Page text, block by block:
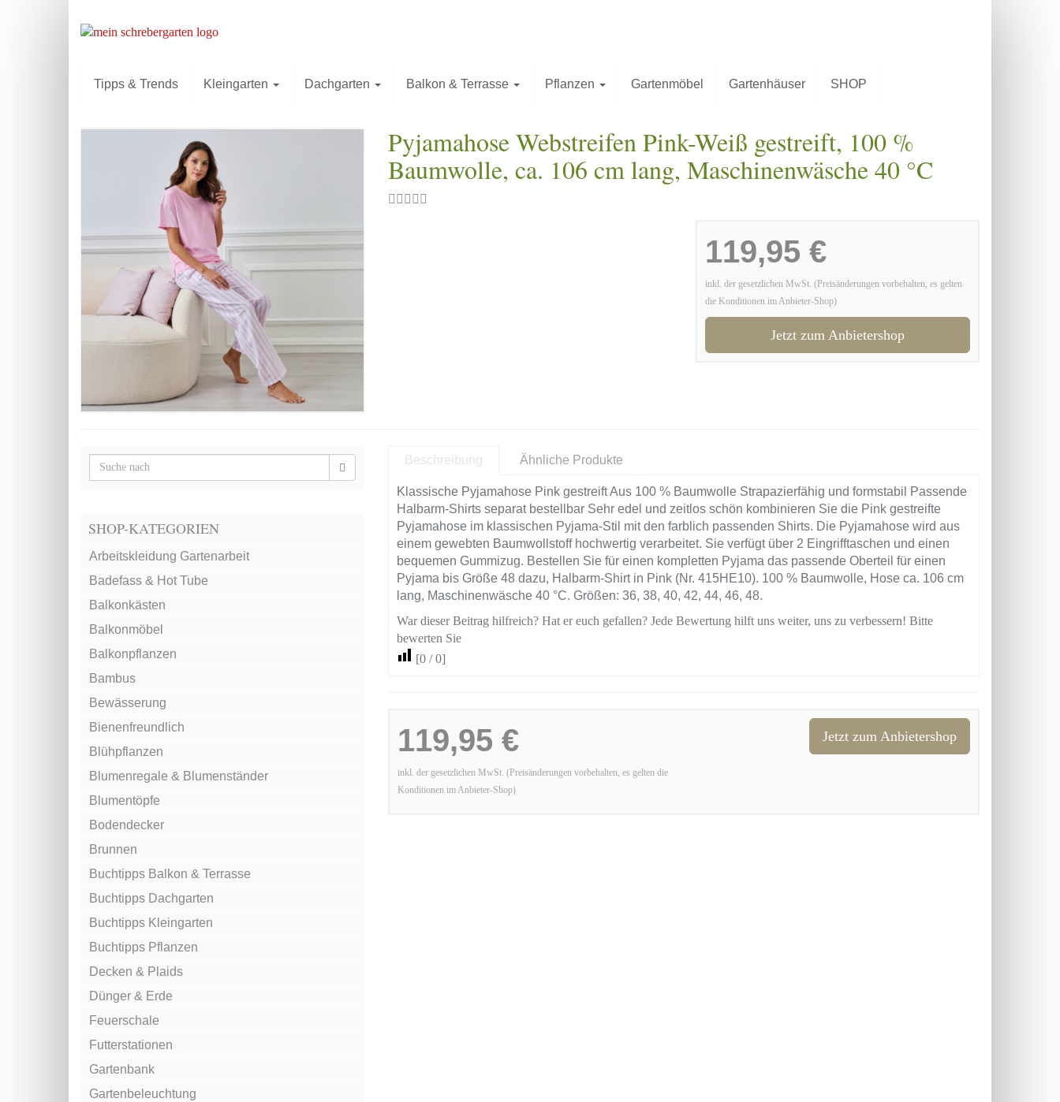
Tipps & Trends
Kleingarten Dachgarten Balkon & Terrasse Pflanzen Gartenmöbel Gartenhäuser SHOP
Pyjamahose Webstreifen Pink-Weiß gestreift, 100 %
Baumwolle, ca. 106 cm lang, Maschinenwäsche 40 °C
119,95 €
inkl. der gesetzlichen MwSt. (Preisänderungen vorbehalten, es gelten
die Konditionen im Anbieter-Shop)
Jetzt zum Anbietershop
Beschreibung Ähnliche Produkte
Klassische Pyjamahose Pink gestreift Aus 100 % Baumwolle Strapazierfähig und formstabil Passende
Halbarm-Shirts separat bestellbar Sehr edel und zeitlos schön kombinieren Sie die Pink gestreifte
Pyjamahose im klassischen Pyjama-Stil mit den farblich passenden Shirts. Die Pyjamahose wird aus
einem gewebten Baumwollstoff hochwertig verarbeitet. Sie verfügt über 2 Eingrifftaschen und einen
bequemen Gummizug. Bestellen Sie für einen kompletten Pyjama das passende Oberteil für einen
Pyjama bis Größe 48 dazu, Halbarm-Shirt in Pink (Nr. 415HE10). 100 % Baumwolle, Hose ca. 106 cm
lang, Maschinenwäsche 40 °C. Größen: 36, 38, 40, 42, 44, 46, 48.
War dieser Beitrag hilfreich? Hat er euch gefallen? Jede Bewertung hilft uns weiter, uns zu verbessern! Bitte
bewerten Sie
[0 /0]
119,95 €
inkl. der gesetzlichen MwSt. (Preisänderungen vorbehalten, es gelten die
Konditionen im Anbieter-Shop)
Jetzt zum Anbietershop
SHOP-KATEGORIEN
Arbeitskleidung Gartenarbeit
Badefass & Hot Tube
Balkonkästen
Balkonmöbel
Balkonpflanzen
Bambus
Bewässerung
Bienenfreundlich
Blühpflanzen
Blumenregale & Blumenständer
Blumentöpfe
Bodendecker
Brunnen
Buchtipps Balkon & Terrasse
Buchtipps Dachgarten
Buchtipps Kleingarten
Buchtipps Pflanzen
Decken & Plaids
Dünger & Erde
Feuerschale
Futterstationen
Gartenbank
Gartenbeleuchtung